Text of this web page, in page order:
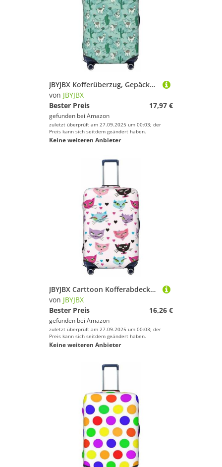
JBYJBX Kofferüberzug, Gepäckschutz, waschbar, elastisch, modisch, Llama-Alpaka-Grün, Schwarz, Large
von JBYJBX
Bester Preis
17,97 €
gefunden bei Amazon
zuletzt überprüft am 27.09.2025 um 00:03; der
Preis kann sich seitdem geändert haben.
Keine weiteren Anbieter
JBYJBX Carttoon Kofferabdeckung, Gepäckschutz, waschbar, elastisch, modisch, mit Katzenmotiv, Schwarz, Medium
von JBYJBX
Bester Preis
16,26 €
gefunden bei Amazon
zuletzt überprüft am 27.09.2025 um 00:03; der
Preis kann sich seitdem geändert haben.
Keine weiteren Anbieter